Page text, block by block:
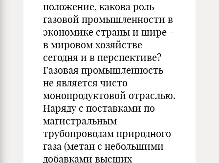
положение, какова роль
газовой промышленности в
экономике страны и шире -
в мировом хозяйстве
сегодня и в перспективе?
Газовая промышленность
не является чисто
монопродуктовой отраслью.
Наряду с поставками по
магистральным
трубопроводам природного
газа (метан с небольшими
добавками высших